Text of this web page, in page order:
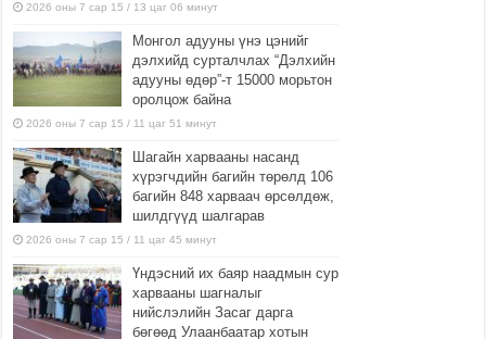
2026 оны 7 сар 15 / 13 цаг 06 минут
Монгол адууны үнэ цэнийг
дэлхийд сурталчлах “Дэлхийн
адууны өдөр”-т 15000 морьтон
оролцож байна
2026 оны 7 сар 15 / 11 цаг 51 минут
Шагайн харвааны насанд
хүрэгчдийн багийн төрөлд 106
багийн 848 харваач өрсөлдөж,
шилдгүүд шалгарав
2026 оны 7 сар 15 / 11 цаг 45 минут
Үндэсний их баяр наадмын сур
харвааны шагналыг
нийслэлийн Засаг дарга
бөгөөд Улаанбаатар хотын